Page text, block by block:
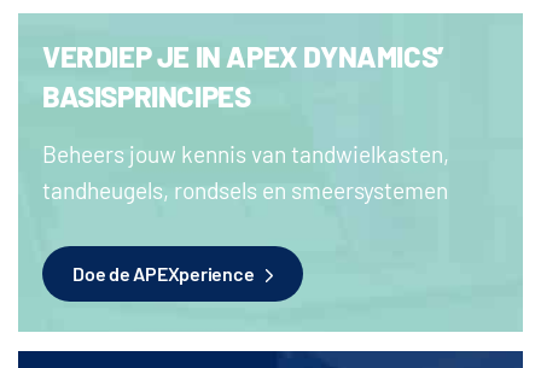
VERDIEP JE IN APEX DYNAMICS’
BASISPRINCIPES
Beheers jouw kennis van tandwielkasten,
tandheugels, rondsels en smeersystemen
Doe de APEXperience